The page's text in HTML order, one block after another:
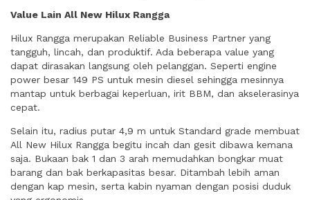
Value Lain All New Hilux Rangga
Hilux Rangga merupakan Reliable Business Partner yang
tangguh, lincah, dan produktif. Ada beberapa value yang
dapat dirasakan langsung oleh pelanggan. Seperti engine
power besar 149 PS untuk mesin diesel sehingga mesinnya
mantap untuk berbagai keperluan, irit BBM, dan akselerasinya
cepat.
Selain itu, radius putar 4,9 m untuk Standard grade membuat
All New Hilux Rangga begitu incah dan gesit dibawa kemana
saja. Bukaan bak 1 dan 3 arah memudahkan bongkar muat
barang dan bak berkapasitas besar. Ditambah lebih aman
dengan kap mesin, serta kabin nyaman dengan posisi duduk